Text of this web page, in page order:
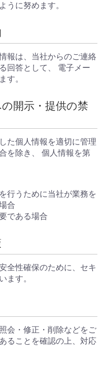
うに努めます。
報は、当社からのご連絡
回答として、 電子メー
す。
開示・提供の禁
た個人情報を適切に管理
を除き、 個人情報を第
行うために当社が業務を
合
である場合
全性確保のために、セキ
ます。
会・修正・削除などをご
ることを確認の上、対応